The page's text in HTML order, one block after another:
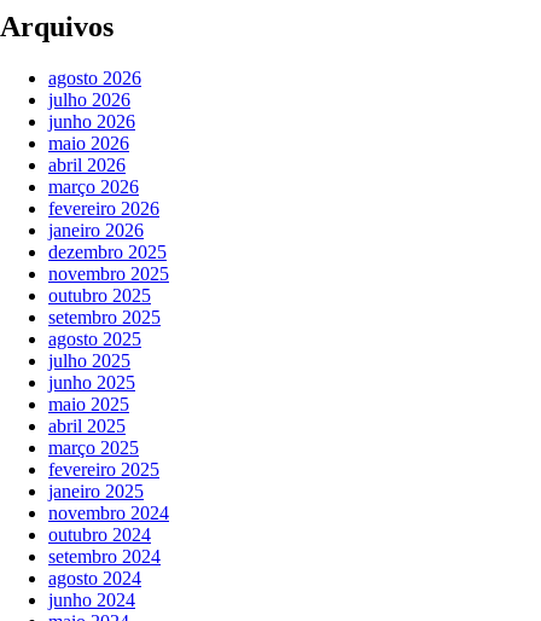
Arquivos
agosto 2026
julho 2026
junho 2026
maio 2026
abril 2026
março 2026
fevereiro 2026
janeiro 2026
dezembro 2025
novembro 2025
outubro 2025
setembro 2025
agosto 2025
julho 2025
junho 2025
maio 2025
abril 2025
março 2025
fevereiro 2025
janeiro 2025
novembro 2024
outubro 2024
setembro 2024
agosto 2024
junho 2024